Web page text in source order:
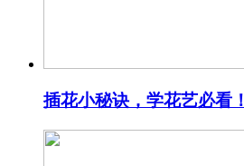
插花小秘诀，学花艺必看！